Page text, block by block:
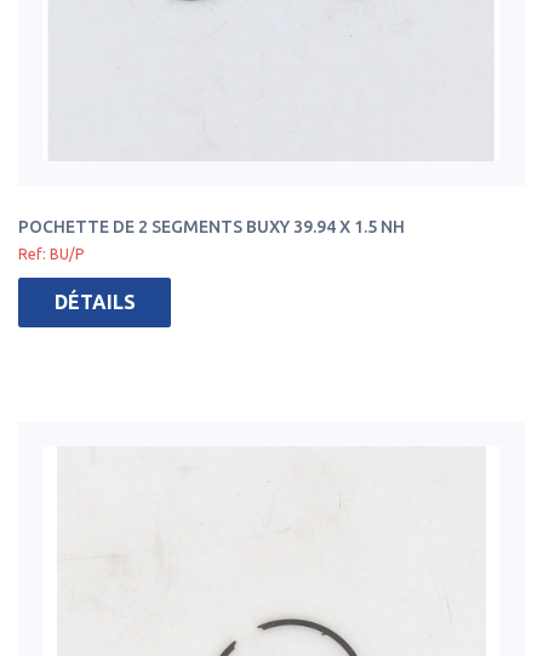
POCHETTE DE 2 SEGMENTS BUXY 39.94 X 1.5 NH
Ref: BU/P
DÉTAILS